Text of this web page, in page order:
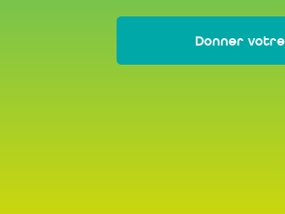
Donner